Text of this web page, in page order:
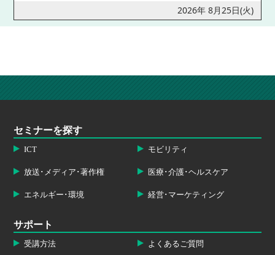
2026年 8月25日(火)
セミナーを探す
ICT モビリティ
放送･メディア･著作権 医療･介護･ヘルスケア
エネルギー･環境 経営･マーケティング
サポート
受講方法 よくあるご質問